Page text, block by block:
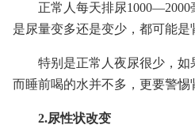
正常人每天排尿1000—2000
是尿量变多还是变少，都可能是
特别是正常人夜尿很少，如
而睡前喝的水并不多，更要警惕
2.尿性状改变